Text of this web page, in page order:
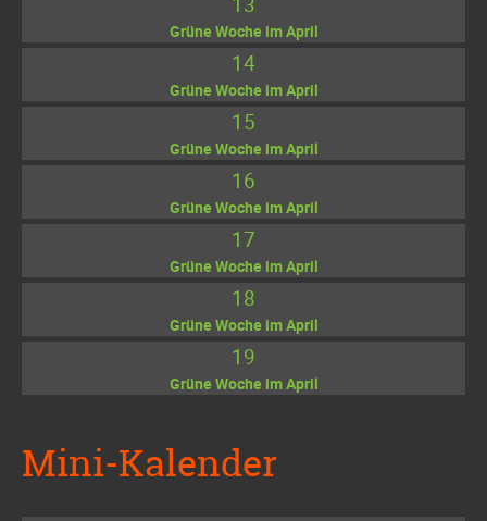
Grüne Woche im April
14
Grüne Woche im April
15
Grüne Woche im April
16
Grüne Woche im April
17
Grüne Woche im April
18
Grüne Woche im April
19
Grüne Woche im April
Mini-Kalender